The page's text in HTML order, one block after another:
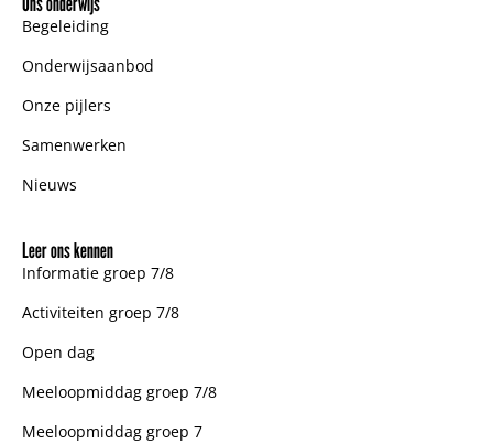
Begeleiding
Onderwijsaanbod
Onze pijlers
Samenwerken
Nieuws
Leer ons kennen
Informatie groep 7/8
Activiteiten groep 7/8
Open dag
Meeloopmiddag groep 7/8
Meeloopmiddag groep 7